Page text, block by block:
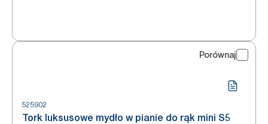
Porównaj
525902
Tork luksusowe mydło w pianie do rąk mini S5